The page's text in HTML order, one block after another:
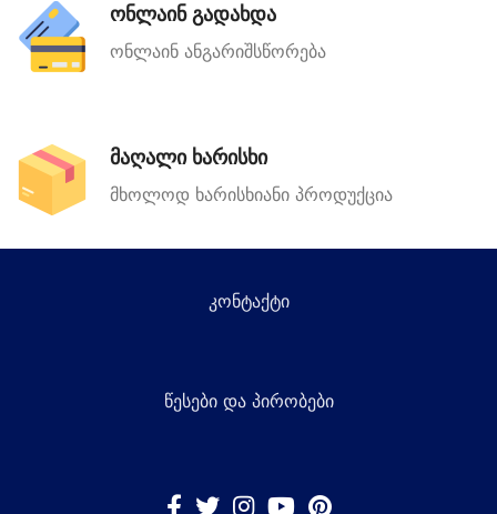
ონლაინ გადახდა
ონლაინ ანგარიშსწორება
მაღალი ხარისხი
მხოლოდ ხარისხიანი პროდუქცია
კონტაქტი
წესები და პირობები